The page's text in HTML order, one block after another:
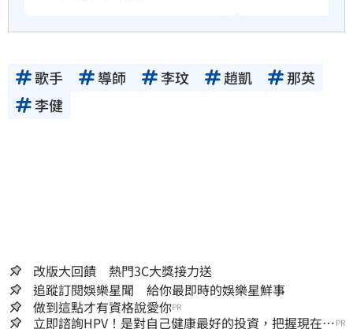
歌手 導師 李玟 趙凱
那英
李健
改版大回饋 熱門3C大獎接力送
追蹤訂閱娛樂星聞 給你最即時的娛樂星鮮事
做到這點才有資格說愛你PR
立即諮詢HPV！是對自己健康最好的投資，把握現在不 PR